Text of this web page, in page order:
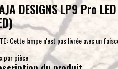
DESIGNS LP9 Pro
:Cette lampe n'est pas livrée avec un
par pièce